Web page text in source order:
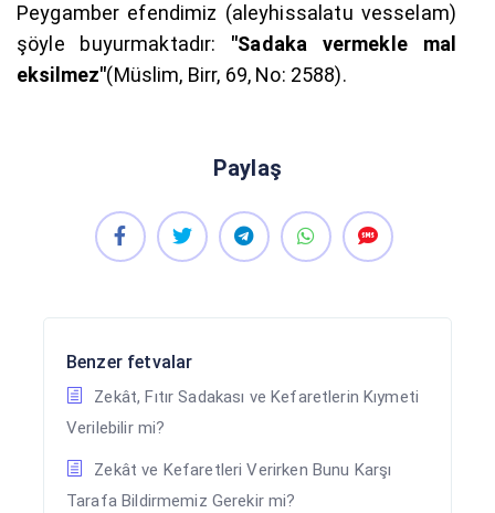
Peygamber efendimiz (aleyhissalatu vesselam)
şöyle buyurmaktadır: "Sadaka vermekle mal
eksilmez"(Müslim, Birr, 69, No: 2588).
Paylaş
Benzer fetvalar
Zekât, Fıtır Sadakası ve Kefaretlerin Kıymeti
Verilebilir mi?
Zekât ve Kefaretleri Verirken Bunu Karşı
Tarafa Bildirmemiz Gerekir mi?